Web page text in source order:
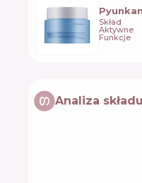
Skład
Aktywne
Funkcje
Analiza składu